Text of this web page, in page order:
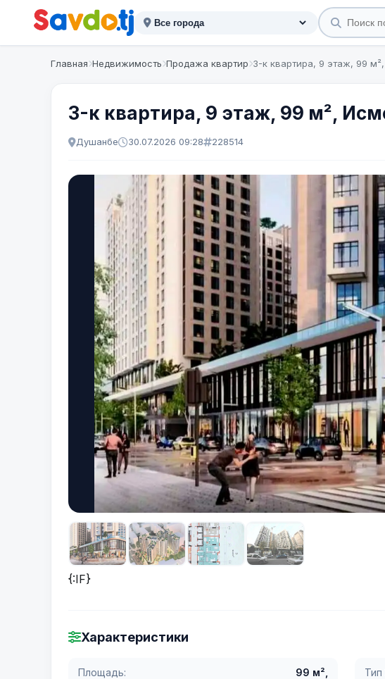
Главная Недвижимость Продажа квартир 3-к квартира, 9 этаж, 99
3-к квартира, 9 этаж, 99 м²,
Душанбе 30.07.2026 09:28 228514
{:IF}
Характеристики
Площадь: 99 м², Тип